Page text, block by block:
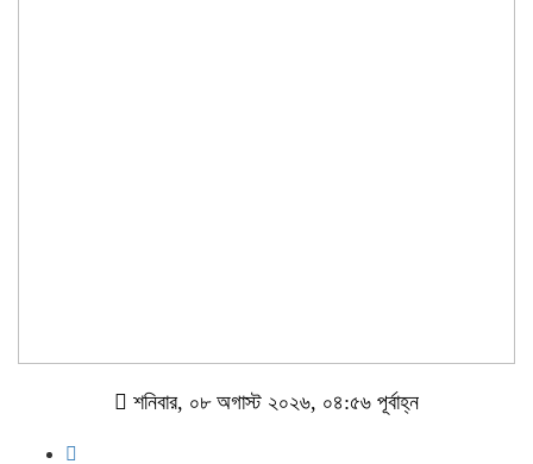
শনিবার, ০৮ অগাস্ট ২০২৬, ০৪:৫৬ পূর্বাহ্ন